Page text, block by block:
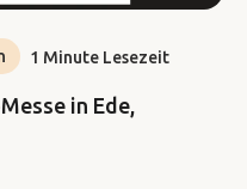
1 Minute Lesezeit
in Ede,